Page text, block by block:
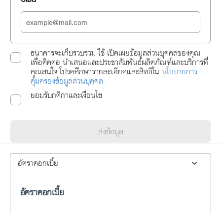
ธนาคารจะเก็บรวบรวม ใช้ เปิดเผยข้อมูลส่วนบุคคลของคุณ
เพื่อติดต่อ นำเสนอและประชาสัมพันธ์ผลิตภัณฑ์และบริการที่
คุณสนใจ โปรดศึกษารายละเอียดและสิทธิใน นโยบายการ
คุ้มครองข้อมูลส่วนบุคคล
ยอมรับกติกาและเงื่อนไข
ส่งข้อมูล
อัตราดอกเบี้ย
อัตราดอกเบี้ย